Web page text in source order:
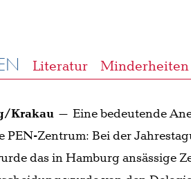
Literatur Minderheiten
Krakau – Eine bedeutende
PEN-Zentrum: Bei der
das in Hamburg ansässige